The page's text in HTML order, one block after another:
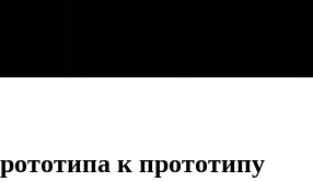
к прототипу